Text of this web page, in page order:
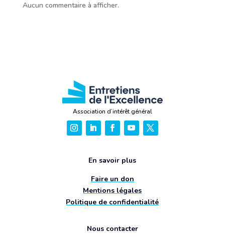
Aucun commentaire à afficher.
Association d’intérêt général
En savoir plus
Faire un don
Mentions légales
Politique de confidentialité
Nous contacter